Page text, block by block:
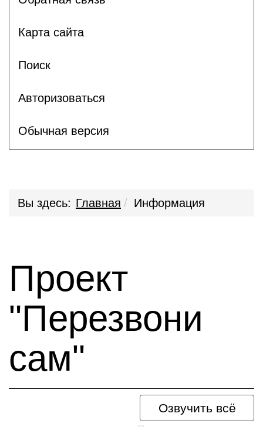
Карта сайта
Поиск
Авторизоваться
Обычная версия
Вы здесь: Главная Информация
Проект
"Перезвони
сам"
Озвучить всё